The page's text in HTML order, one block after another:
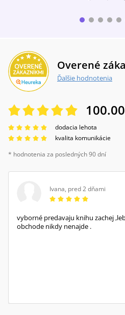
Overené
Ďalšie hodnotenia
100.00
dodacia lehota
kvalita komunikácie
* hodnotenia za posledných 90 dní
Ivana, pred 2 dňami
vyborné predavaju knihu zachej
obchode nikdy nenajde .